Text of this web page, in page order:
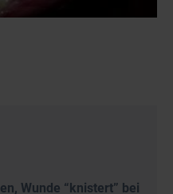
Wunde “knistert” bei